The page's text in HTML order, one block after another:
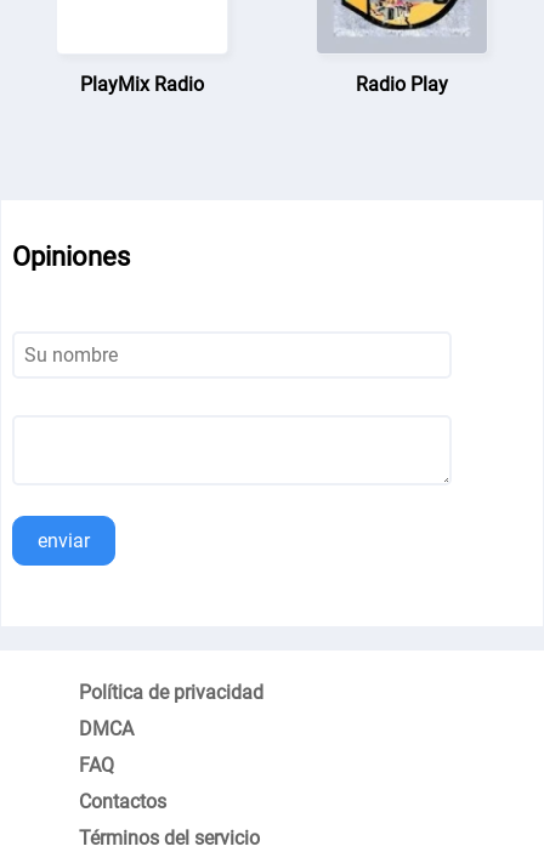
PlayMix Radio Radio Play
Opiniones
enviar
Política de privacidad
DMCA
FAQ
Contactos
Términos del servicio